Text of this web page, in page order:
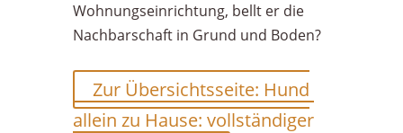
Wohnungseinrichtung, bellt er die
Nachbarschaft in Grund und Boden?
Zur Übersichtsseite: Hund
allein zu Hause: vollständiger